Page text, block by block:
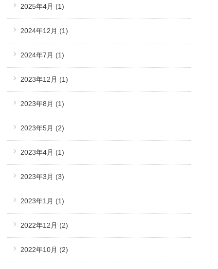
2025年4月 (1)
2024年12月 (1)
2024年7月 (1)
2023年12月 (1)
2023年8月 (1)
2023年5月 (2)
2023年4月 (1)
2023年3月 (3)
2023年1月 (1)
2022年12月 (2)
2022年10月 (2)